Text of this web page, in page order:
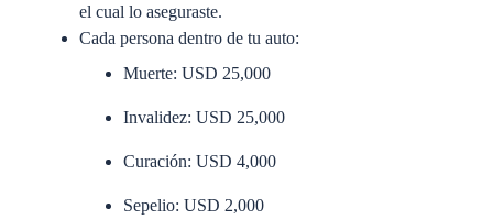
el cual lo aseguraste.
Cada persona dentro de tu auto:
Muerte: USD 25,000
Invalidez: USD 25,000
Curación: USD 4,000
Sepelio: USD 2,000